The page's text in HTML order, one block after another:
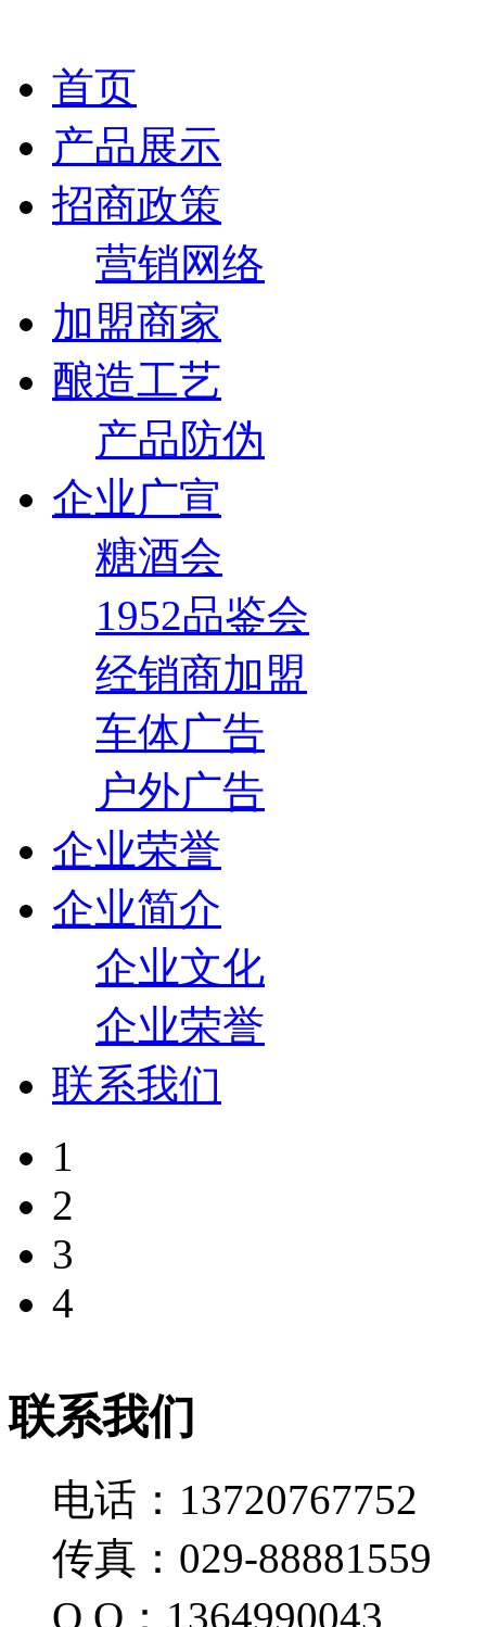
首页
产品展示
招商政策
营销网络
加盟商家
酿造工艺
产品防伪
企业广宣
糖酒会
1952品鉴会
经销商加盟
车体广告
户外广告
企业荣誉
企业简介
企业文化
企业荣誉
联系我们
1
2
3
4
联系我们
电话：13720767752
传真：029-88881559
Q Q：1364990043